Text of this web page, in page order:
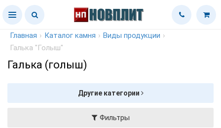
Главная › Каталог камня › Виды продукции ›
Галька "Голыш"
Галька (голыш)
Другие категории
Фильтры